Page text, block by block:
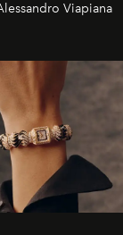
Viapiana